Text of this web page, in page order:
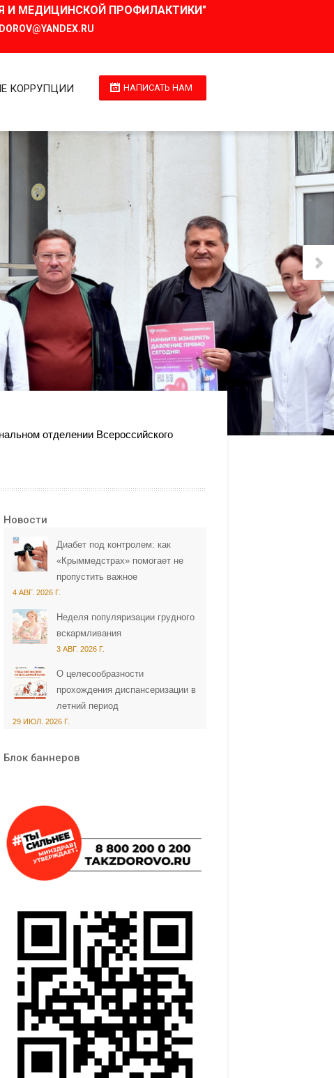
И МЕДИЦИНСКОЙ ПРОФИЛАКТИКИ"
НАПИСАТЬ НАМ
КОРРУПЦИИ
отделении Всероссийского
Новости
Диабет под контролем: как
«Крыммедстрах» помогает не
пропустить важное
4 АВГ. 2026 Г.
Неделя популяризации грудного
вскармливания
3 АВГ. 2026 Г.
О целесообразности
прохождения диспансеризации в
летний период
29 ИЮЛ. 2026 Г.
Блок баннеров